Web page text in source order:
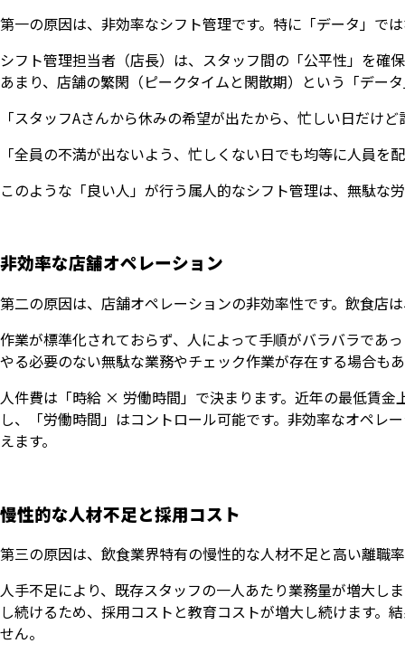
第一の原因は、非効率なシフト管理です。特に「データ」で
シフト管理担当者（店長）は、スタッフ間の「公平性」を確
あまり、店舗の繁閑（ピークタイムと閑散期）という「デー
「スタッフAさんから休みの希望が出たから、忙しい日だけ
「全員の不満が出ないよう、忙しくない日でも均等に人員を
このような「良い人」が行う属人的なシフト管理は、無駄な
非効率な店舗オペレーション
第二の原因は、店舗オペレーションの非効率性です。飲食店
作業が標準化されておらず、人によって手順がバラバラであ
やる必要のない無駄な業務やチェック作業が存在する場合も
人件費は「時給 × 労働時間」で決まります。近年の最低賃
し、「労働時間」はコントロール可能です。非効率なオペレ
えます。
慢性的な人材不足と採用コスト
第三の原因は、飲食業界特有の慢性的な人材不足と高い離職
人手不足により、既存スタッフの一人あたり業務量が増大し
し続けるため、採用コストと教育コストが増大し続けます。
せん。